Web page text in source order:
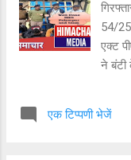
54/
एक्ट
ने बंटी
बरामद
एक टिप्पणी भेजें